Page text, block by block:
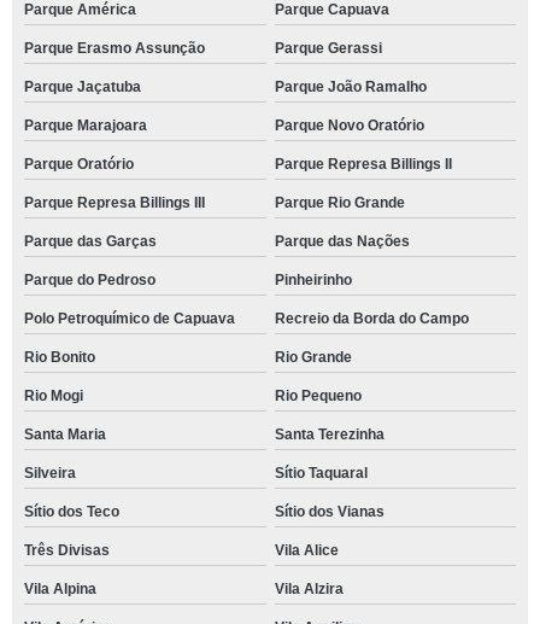
Parque América Parque Capuava
Parque Erasmo Assunção Parque Gerassi
Parque Jaçatuba Parque João Ramalho
Parque Marajoara Parque Novo Oratório
Parque Oratório Parque Represa Billings II
Parque Represa Billings III Parque Rio Grande
Parque das Garças Parque das Nações
Parque do Pedroso Pinheirinho
Polo Petroquímico de Capuava Recreio da Borda do Campo
Rio Bonito Rio Grande
Rio Mogi Rio Pequeno
Santa Maria Santa Terezinha
Silveira Sítio Taquaral
Sítio dos Teco Sítio dos Vianas
Três Divisas Vila Alice
Vila Alpina Vila Alzira